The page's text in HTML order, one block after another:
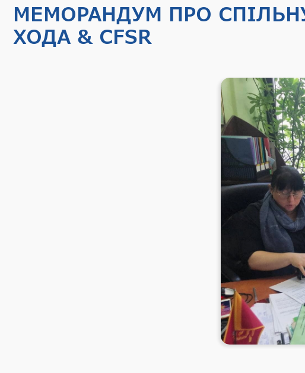
МЕМОРАНДУМ ПРО
ХОДА & CFSR